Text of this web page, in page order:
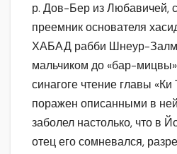
р. Дов-Бер из Любавичей,
преемник основателя
ХАБАД рабби Шнеур-
мальчиком до «бар-
синагоге чтение главы «Ки
поражен описанными в
заболел настолько, что в
отец его сомневался,